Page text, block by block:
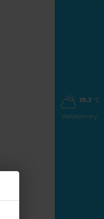
18.3 °C
Webkamery